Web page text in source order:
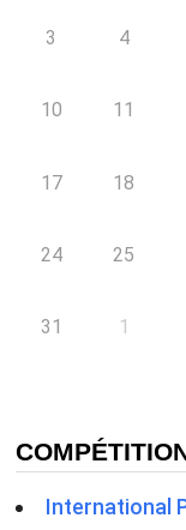
3 4
10 11
17 18
24 25
31 1
International